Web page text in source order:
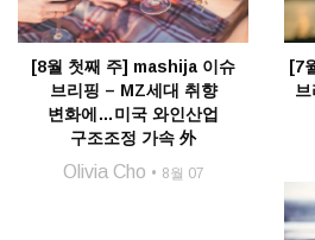
[8월 첫째 주] mashija 이슈
브리핑 – MZ세대 취향
변화에…미국 와인산업
구조조정 가속 外
Olivia Cho 8월 07
[7